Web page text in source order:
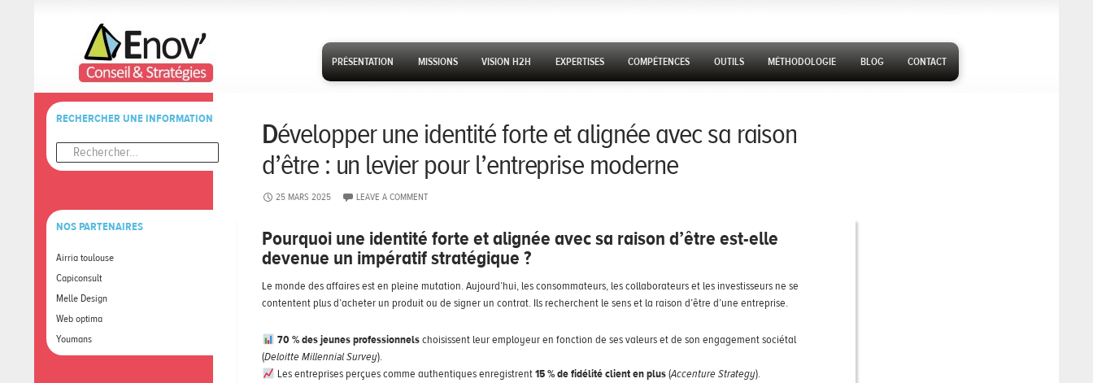
PRÉSENTATION
MISSIONS VISION H2H EXPERTISES COMPÉTENCES OUTILS MÉTHODOLOGIE BLOG CONTACT
Développer une identité forte et alignée avec sa raison
d’être : un levier pour l’entreprise moderne
25 MARS 2025 LEAVE A COMMENT
Pourquoi une identité forte et alignée avec sa raison d’êtreest-elle
devenue un impératif stratégique ?
Le monde des affaires est en pleine mutation. Aujourd’hui, les consommateurs, les collaborateurs et les investisseurs ne se
contentent plus d’acheter un produit ou de signer un contrat. Ils recherchent le sens et la raison d’être d’une entreprise.
70 % des jeunes professionnelschoisissent leur employeur en fonction de ses valeurs et de son engagement sociétal
(Deloitte Millennial Survey).
Les entreprises perçues comme authentiques enregistrent15 % de fidélité client en plus(Accenture Strategy).
RECHERCHER UNE INFORMATION
Rechercher :
NOS PARTENAIRES
Airria toulouse
Capiconsult
Melle Design
Web optima
Youmans